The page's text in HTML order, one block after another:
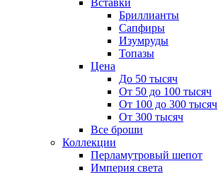
Вставки
Бриллианты
Сапфиры
Изумруды
Топазы
Цена
До 50 тысяч
От 50 до 100 тысяч
От 100 до 300 тысяч
От 300 тысяч
Все броши
Коллекции
Перламутровый шепот
Империя света